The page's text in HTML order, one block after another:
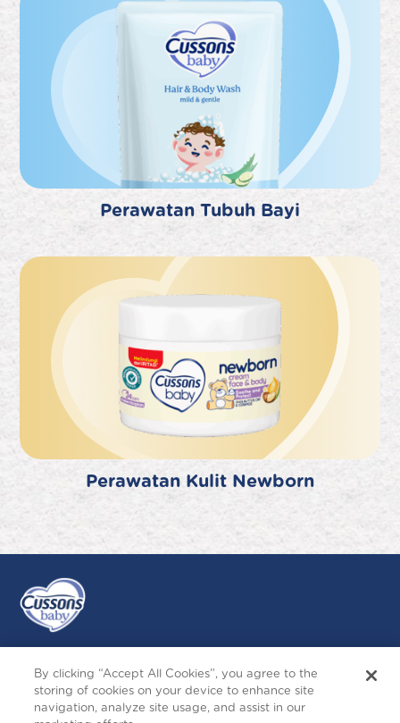
Perawatan Tubuh Bayi
Perawatan Kulit Newborn
Ikuti Kami
InstagramFollow Facebook
By clicking “Accept All Cookies”, you agree to the
storing of cookies on your device to enhance site
navigation, analyze site usage, and assist in our